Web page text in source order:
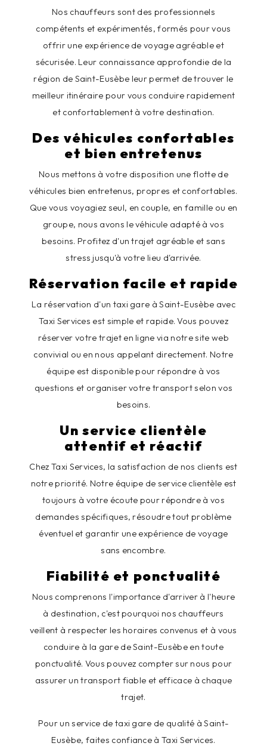
Nos chauffeurs sont des professionnels
compétents et expérimentés, formés pour vous
offrir une expérience de voyage agréable et
sécurisée. Leur connaissance approfondie de la
région de Saint-Eusèbe leur permet de trouver le
meilleur itinéraire pour vous conduire rapidement
et confortablement à votre destination.
Des véhicules confortables
et bien entretenus
Nous mettons à votre disposition une flotte de
véhicules bien entretenus, propres et confortables.
Que vous voyagiez seul, en couple, en famille ou en
groupe, nous avons le véhicule adapté à vos
besoins. Profitez d'un trajet agréable et sans
stress jusqu'à votre lieu d'arrivée.
Réservation facile et rapide
La réservation d'un taxi gare à Saint-Eusèbe avec
Taxi Services est simple et rapide. Vous pouvez
réserver votre trajet en ligne via notre site web
convivial ou en nous appelant directement. Notre
équipe est disponible pour répondre à vos
questions et organiser votre transport selon vos
besoins.
Un service clientèle
attentif et réactif
Chez Taxi Services, la satisfaction de nos clients est
notre priorité. Notre équipe de service clientèle est
toujours à votre écoute pour répondre à vos
demandes spécifiques, résoudre tout problème
éventuel et garantir une expérience de voyage
sans encombre.
Fiabilité et ponctualité
Nous comprenons l'importance d'arriver à l'heure
à destination, c'est pourquoi nos chauffeurs
veillent à respecter les horaires convenus et à vous
conduire à la gare de Saint-Eusèbe en toute
ponctualité. Vous pouvez compter sur nous pour
assurer un transport fiable et efficace à chaque
trajet.
Pour un service de taxi gare de qualité à Saint-
Eusèbe, faites confiance à Taxi Services.